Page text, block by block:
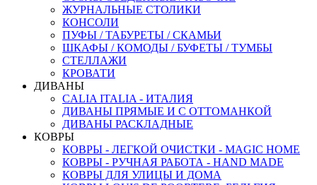
ЖУРНАЛЬНЫЕ СТОЛИКИ
КОНСОЛИ
ПУФЫ / ТАБУРЕТЫ / СКАМЬИ
ШКАФЫ / КОМОДЫ / БУФЕТЫ / ТУМБЫ
СТЕЛЛАЖИ
КРОВАТИ
ДИВАНЫ
CALIA ITALIA - ИТАЛИЯ
ДИВАНЫ ПРЯМЫЕ И С ОТТОМАНКОЙ
ДИВАНЫ РАСКЛАДНЫЕ
КОВРЫ
КОВРЫ - ЛЕГКОЙ ОЧИСТКИ - MAGIC HOME
КОВРЫ - РУЧНАЯ РАБОТА - HAND MADE
КОВРЫ ДЛЯ УЛИЦЫ И ДОМА